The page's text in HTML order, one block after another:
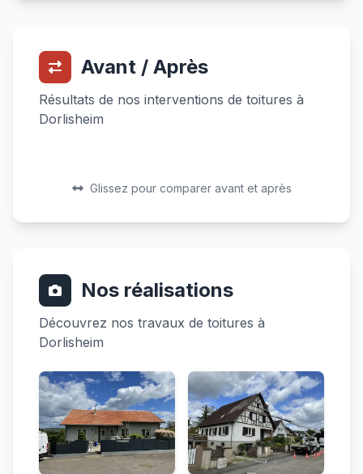
Avant / Après
Résultats de nos interventions de toitures à
Dorlisheim
Avant
Après
Glissez pour comparer avant et après
Nos réalisations
Découvrez nos travaux de toitures à
Dorlisheim